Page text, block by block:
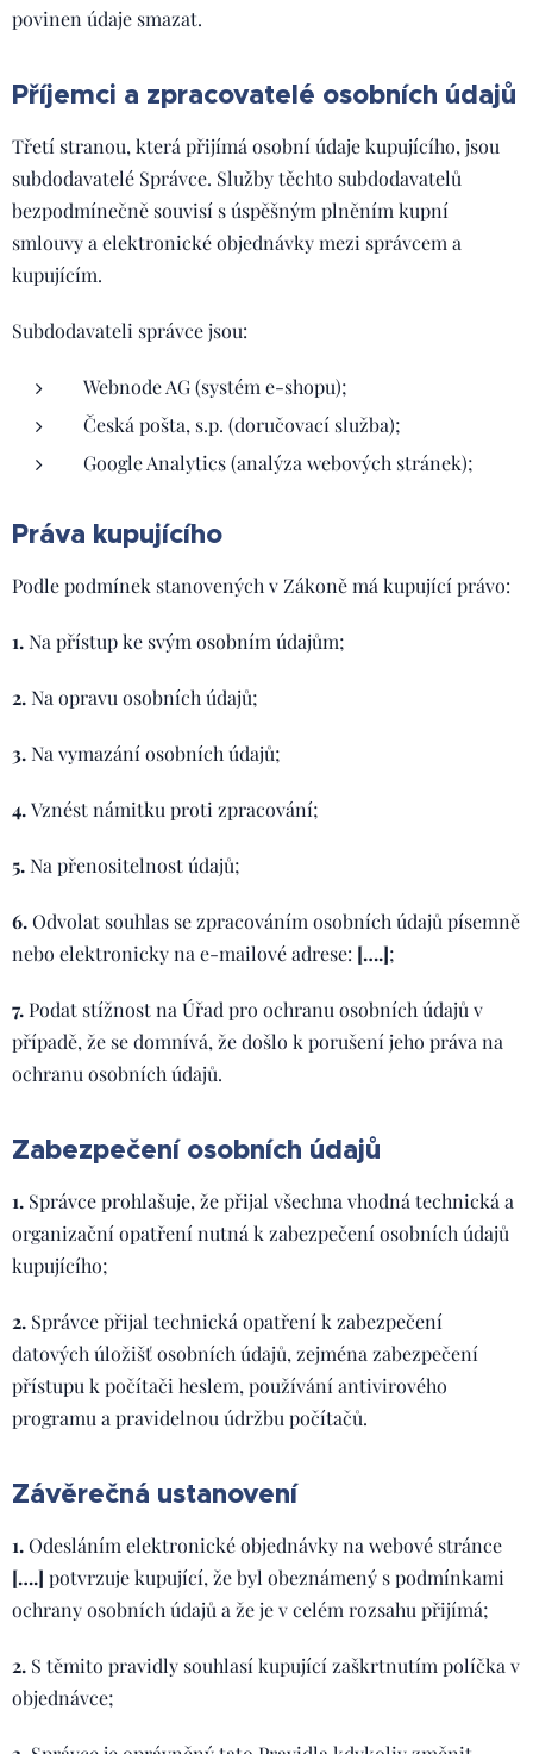
povinen údaje smazat.
Příjemci a zpracovatelé osobních údajů
Třetí stranou, která přijímá osobní údaje kupujícího, jsou
subdodavatelé Správce. Služby těchto subdodavatelů
bezpodmínečně souvisí s úspěšným plněním kupní
smlouvy a elektronické objednávky mezi správcem a
kupujícím.
Subdodavateli správce jsou:
Webnode AG (systém e-shopu);
Česká pošta, s.p. (doručovací služba);
Google Analytics (analýza webových stránek);
Práva kupujícího
Podle podmínek stanovených v Zákoně má kupující právo:
1.Na přístup ke svým osobním údajům;
2.Na opravu osobních údajů;
3.Na vymazání osobních údajů;
4.Vznést námitku proti zpracování;
5.Na přenositelnost údajů;
6.Odvolat souhlas se zpracováním osobních údajů písemně
nebo elektronicky na e-mailové adrese: [….];
7.Podat stížnost na Úřad pro ochranu osobních údajů v
případě, že se domnívá, že došlo k porušení jeho práva na
ochranu osobních údajů.
Zabezpečení osobních údajů
1. Správce prohlašuje, že přijal všechna vhodná technická a
organizační opatření nutná k zabezpečení osobních údajů
kupujícího;
2. Správce přijal technická opatření k zabezpečení
datových úložišť osobních údajů, zejména zabezpečení
přístupu k počítači heslem, používání antivirového
programu a pravidelnou údržbu počítačů.
Závěrečná ustanovení
1.Odesláním elektronické objednávky na webové stránce
[….] potvrzuje kupující, že byl obeznámený s podmínkami
ochrany osobních údajů a že je v celém rozsahu přijímá;
2. S těmito pravidly souhlasí kupující zaškrtnutím políčka v
objednávce;